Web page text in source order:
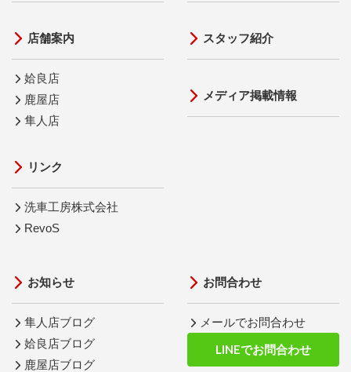
店舗案内
姶良店
鹿屋店
隼人店
リンク
洗車工房株式会社
RevoS
スタッフ紹介
メディア掲載情報
お知らせ
隼人店ブログ
姶良店ブログ
鹿屋店ブログ
お問合わせ
メールでお問合わせ
LINEでお問合わせ